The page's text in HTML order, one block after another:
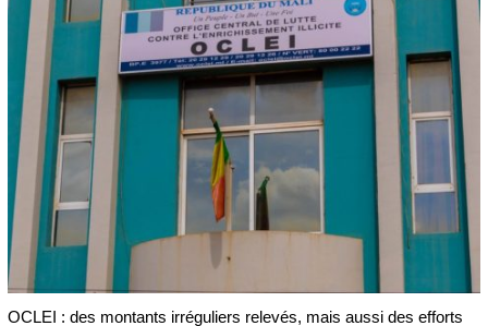
OCLEI : des montants irréguliers relevés, mais aussi des efforts